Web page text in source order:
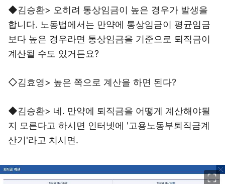
◆김승환> 오히려 통상임금이 높은 경우가 발생을
합니다. 노동법에서는 만약에 통상임금이 평균임금
보다 높은 경우라면 통상임금을 기준으로 퇴직금이
계산될 수도 있거든요?
◇김효영> 높은 쪽으로 계산을 하면 된다?
◆김승환> 네. 만약에 퇴직금을 어떻게 계산해야될
지 모른다고 하시면 인터넷에 '고용노동부퇴직금계
산기'라고 치시면.